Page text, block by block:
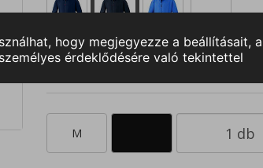
S M L XL 2XL
M